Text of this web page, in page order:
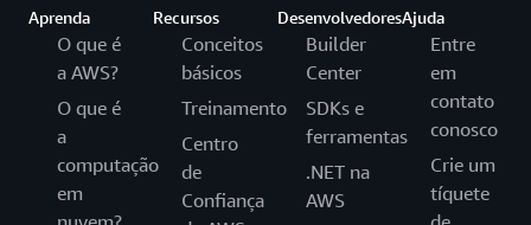
Aprenda
O que é
a AWS?
O que é
a
computação
em
Recursos
Conceitos
básicos
Treinamento
Centro
de
Confiança
Desenvolvedores
Builder
Center
SDKs e
ferramentas
.NET na
AWS
Ajuda
Entre
em
contato
conosco
Crie um
tíquete